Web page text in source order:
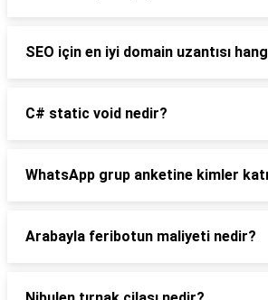
SEO için en iyi domain uzantısı
C# static void nedir?
WhatsApp grup anketine kimler
Arabayla feribotun maliyeti nedir?